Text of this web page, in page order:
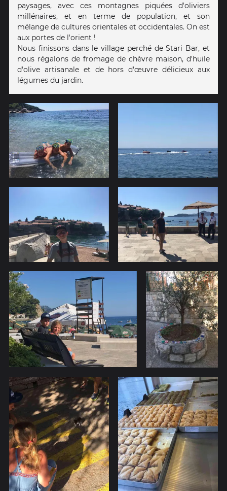
paysages, avec ces montagnes piquées d'oliviers
millénaires, et en terme de population, et son
mélange de cultures orientales et occidentales. On est
aux portes de l'orient !
Nous finissons dans le village perché de Stari Bar, et
nous régalons de fromage de chèvre maison, d'huile
d'olive artisanale et de hors d'œuvre délicieux aux
légumes du jardin.